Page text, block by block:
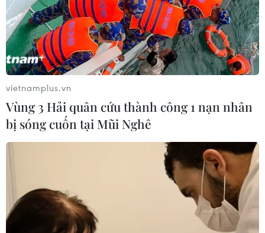
Microsoft cùng Qualcomm tăng tốc trong
cuộc đua phát triển vụ trũ ảo
13/01/2022 09:02
Việc phát triển vụ trũ ảo đòi hỏi năng lực và khả năng
về công nghệ và tiếp thị, điều mà một doanh nghiệp
đơn lẻ không thể đáp ứng, ngay cả khi doanh nghiệp
đó lớn như Microsoft hay Qualcomm.
vietnamplus.vn
Vùng 3 Hải quân cứu thành công 1 nạn nhân
bị sóng cuốn tại Mũi Nghê